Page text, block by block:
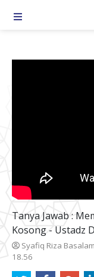
TOGGLE
Tanya Jawab :
Kosong - Ustadz
Syafiq Riza
18.56